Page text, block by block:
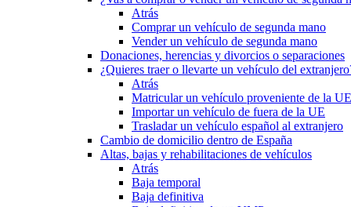
Atrás
Comprar un vehículo de segunda mano
Vender un vehículo de segunda mano
Donaciones, herencias y divorcios o separaciones
¿Quieres traer o llevarte un vehículo del
Atrás
Matricular un vehículo proveniente de la UE
Importar un vehículo de fuera de la UE
Trasladar un vehículo español al extranjero
Cambio de domicilio dentro de España
Altas, bajas y rehabilitaciones de vehículos
Atrás
Baja temporal
Baja definitiva